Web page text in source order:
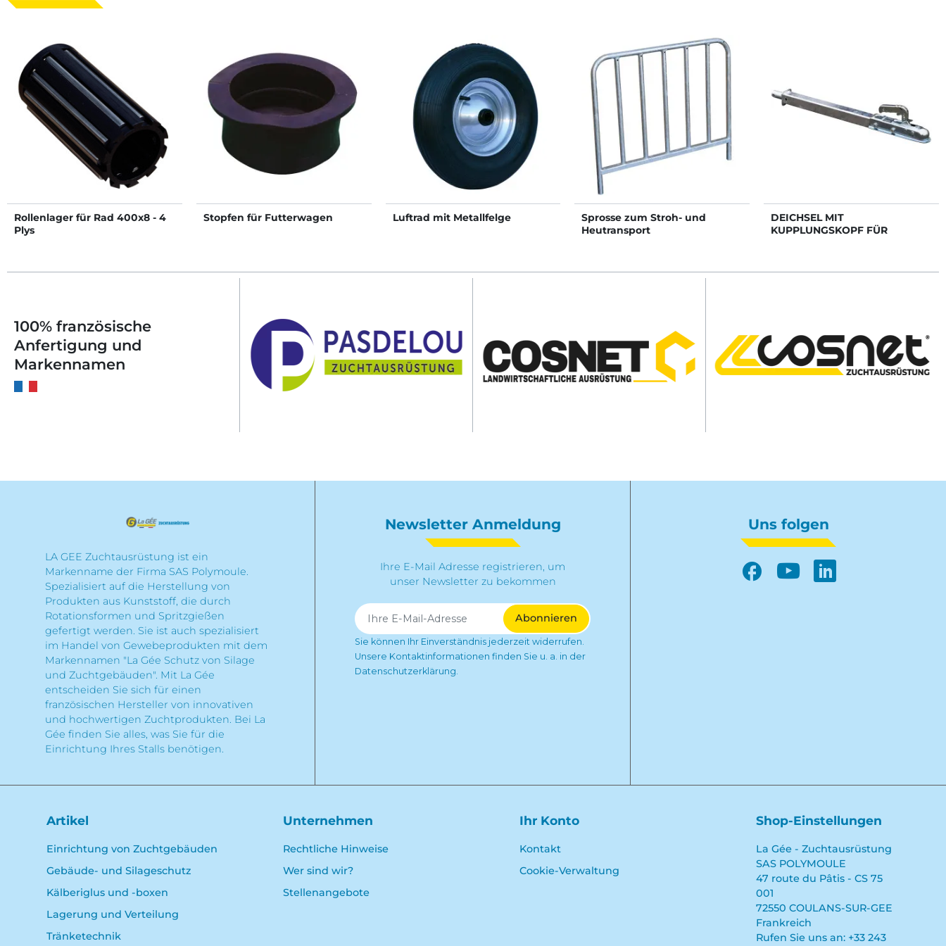
Rollenlager für Rad 400x8 - 4
Plys
Stopfen für Futterwagen Luftrad mit Metallfelge
Sprosse zum Stroh- und
Heutransport
DEICHSEL MIT
KUPPLUNGSKOPF FÜR
100% französische
Anfertigung und
Markennamen
LA GEE Zuchtausrüstung ist ein
Markenname der Firma SAS Polymoule.
Spezialisiert auf die Herstellung von
Produkten aus Kunststoff, die durch
Rotationsformen und Spritzgießen
gefertigt werden. Sie ist auch spezialisiert
im Handel von Gewebeprodukten mit dem
Markennamen "La Gée Schutz von Silage
und Zuchtgebäuden". Mit La Gée
entscheiden Sie sich für einen
französischen Hersteller von innovativen
und hochwertigen Zuchtprodukten. Bei La
Gée finden Sie alles, was Sie für die
Einrichtung Ihres Stalls benötigen.
Newsletter Anmeldung
Ihre E-Mail Adresse registrieren, um
unser Newsletter zu bekommen
Sie können Ihr Einverständnis jederzeit widerrufen.
Unsere Kontaktinformationen finden Sie u. a. in der
Datenschutzerklärung.
Uns folgen
Artikel
Einrichtung von Zuchtgebäuden
Gebäude- und Silageschutz
Kälberiglus und -boxen
Lagerung und Verteilung
Tränketechnik
Unternehmen
Rechtliche Hinweise
Wer sind wir?
Stellenangebote
Ihr Konto
Kontakt
Cookie-Verwaltung
Shop-Einstellungen
La Gée - Zuchtausrüstung
SAS POLYMOULE
47 route du Pâtis - CS 75
001
72550 COULANS-SUR-GEE
Frankreich
Rufen Sie uns an: +33 243